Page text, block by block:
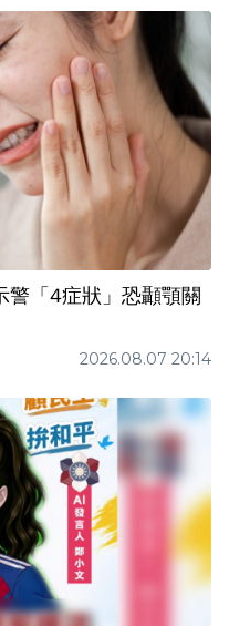
警「4症狀」恐顳顎關
2026.08.07 20:14